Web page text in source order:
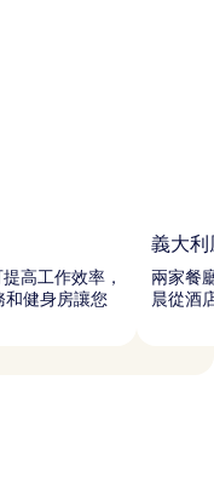
高工作效率，
和健身房讓您
義大利
兩家餐
晨從酒